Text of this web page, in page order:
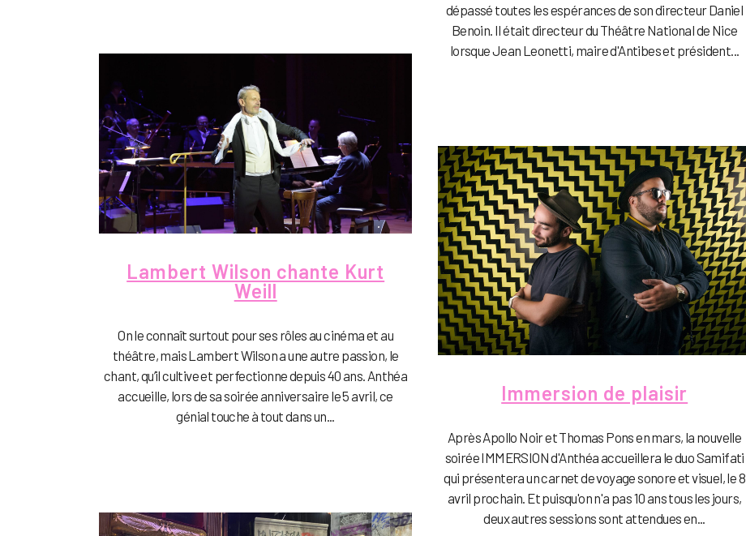
dépassé toutes les espérances de son directeur Daniel
Benoin. Il était directeur du Théâtre National de Nice
lorsque Jean Leonetti, maire d'Antibes et président...
Lambert Wilson chante Kurt
Weill
On le connaît surtout pour ses rôles au cinéma et au
théâtre, mais Lambert Wilson a une autre passion, le
chant, qu’il cultive et perfectionne depuis 40 ans. Anthéa
accueille, lors de sa soirée anniversaire le 5 avril, ce
génial touche à tout dans un...
Immersion de plaisir
Après Apollo Noir et Thomas Pons en mars, la nouvelle
soirée IMMERSION d'Anthéa accueillera le duo Samifati
qui présentera un carnet de voyage sonore et visuel, le 8
avril prochain. Et puisqu'on n'a pas 10 ans tous les jours,
deux autres sessions sont attendues en...